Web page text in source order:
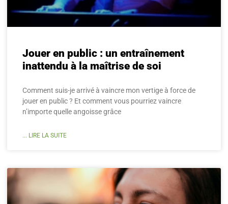
Jouer en public : un entraînement
inattendu à la maîtrise de soi
Comment suis-je arrivé à vaincre mon vertige à force de
jouer en public ? Et comment vous pourriez vaincre
n’importe quelle angoisse grâce
... LIRE LA SUITE